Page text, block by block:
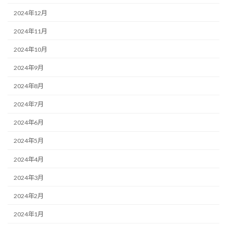
2024年12月
2024年11月
2024年10月
2024年9月
2024年8月
2024年7月
2024年6月
2024年5月
2024年4月
2024年3月
2024年2月
2024年1月